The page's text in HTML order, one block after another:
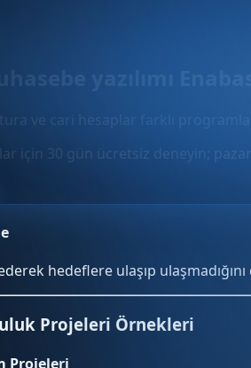
için 30 gün ücretsiz deneyin;
hedeflere ulaşıp
Projeleri Örnekleri
Projeleri